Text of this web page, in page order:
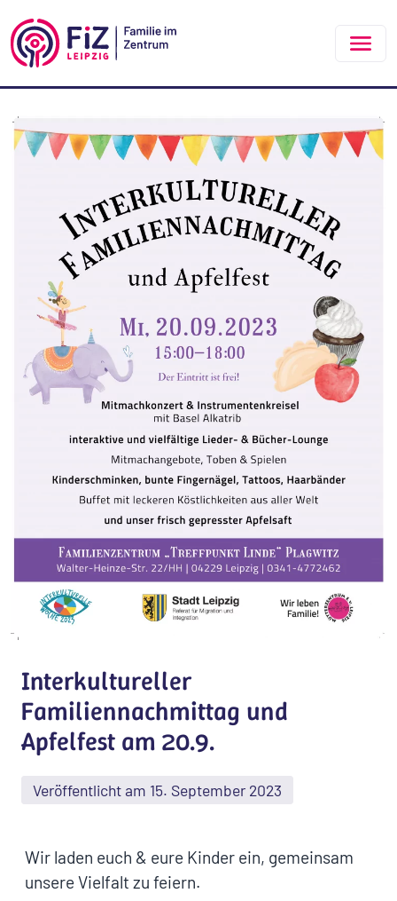
Interkultureller
Familiennachmittag und
Apfelfest am 20.9.
Veröffentlicht am 15. September 2023
Wir laden euch & eure Kinder ein, gemeinsam
unsere Vielfalt zu feiern.